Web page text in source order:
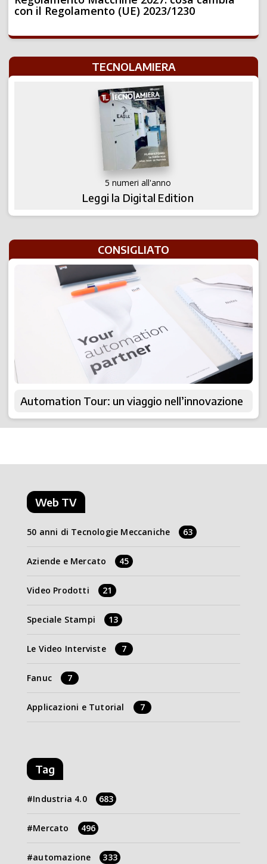
con il Regolamento (UE) 2023/1230
TECNOLAMIERA
5 numeri all'anno
Leggi la Digital Edition
CONSIGLIATO
Automation Tour: un viaggio nell’innovazione
Web TV
50 anni di Tecnologie Meccaniche 63
Aziende e Mercato 45
Video Prodotti 21
Speciale Stampi 13
Le Video Interviste 7
Fanuc 7
Applicazioni e Tutorial 7
Tag
Industria 4.0 683
Mercato 496
automazione 333